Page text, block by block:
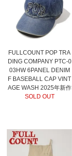
FULLCOUNT POP TRA
DING COMPANY PTC-0
03HW 6PANEL DENIM
F BASEBALL CAP VINT
AGE WASH 2025年新作
SOLD OUT